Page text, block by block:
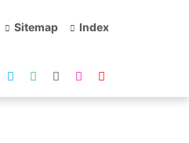
Sitemap Index